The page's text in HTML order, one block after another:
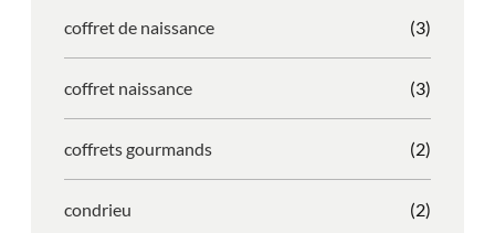
coffret de naissance (3)
coffret naissance (3)
coffrets gourmands (2)
condrieu (2)